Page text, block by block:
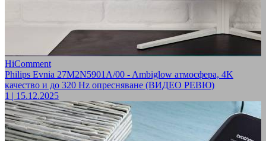
HiComment
Philips Evnia 27M2N5901A/00 - Ambiglow атмосфера, 4K
качество и до 320 Hz опресняване (ВИДЕО РЕВЮ)
1 | 15.12.2025